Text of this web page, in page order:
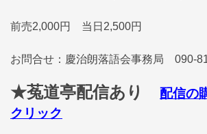
前売2,000円 当日2,500円
お問合せ：慶治朗落語会事務局 090-
★菟道亭配信あり
配信の
クリック